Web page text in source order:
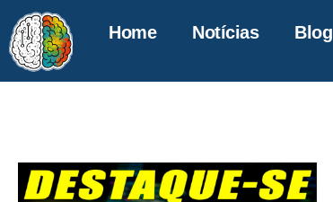
Home Notícias Blog